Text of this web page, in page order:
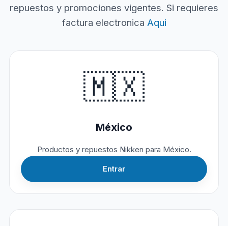
repuestos y promociones vigentes. Si requieres
factura electronica Aqui
🇲🇽
México
Productos y repuestos Nikken para México.
Entrar